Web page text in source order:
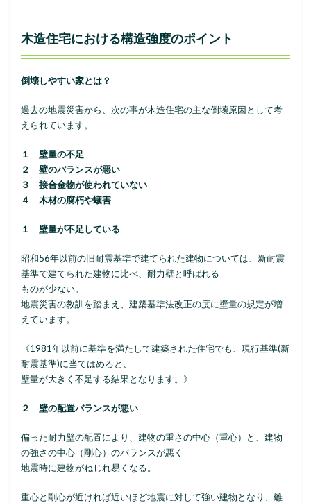
木造住宅における構造強度のポイント
倒壊しやすい家とは？
過去の地震災害から、次の事が木造住宅の主な倒壊原因として考
えられています。
１ 壁量の不足
２ 壁のバランスが悪い
３ 接合金物が使われていない
４ 木材の腐朽や蟻害
１ 壁量が不足している
昭和56年以前の旧耐震基準で建てられた建物については、新耐震
基準で建てられた建物に比べ、耐力壁と呼ばれる
ものが少ない。
地震災害の教訓を踏まえ、建築基準法改正の度に壁量の規定が増
えています。
《1981年以前に基準を満たして建築された住宅でも、現行基準(新
耐震基準)に当てはめると、
壁量が大きく不足する結果となります。》
２ 壁の配置バランスが悪い
偏った耐力壁の配置により、建物の重さの中心（重心）と、建物
の強さの中心（剛心）のバランスが悪く
地震時に建物がねじれ易くなる。
重心と剛心が近ければ近いほど地震に対して強い建物となり、離